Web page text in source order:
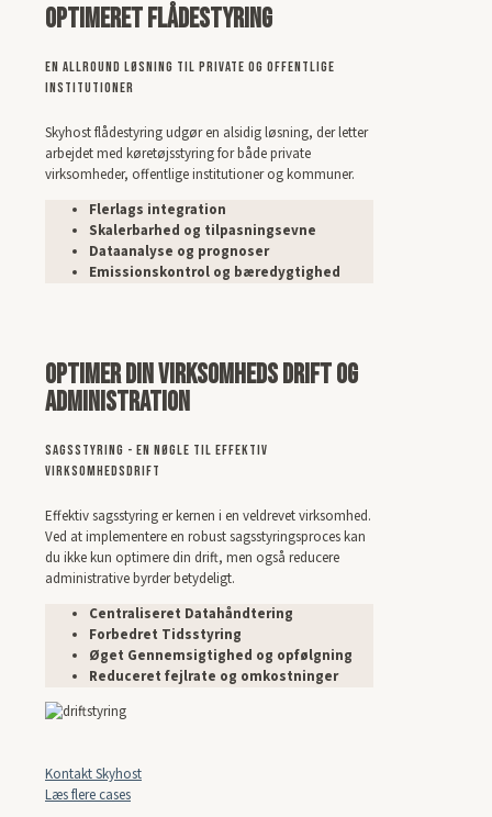
Optimeret Flådestyring
En Allround Løsning til Private og Offentlige
Institutioner
Skyhost flådestyring udgør en alsidig løsning, der letter
arbejdet med køretøjsstyring for både private
virksomheder, offentlige institutioner og kommuner.
Flerlags integration
Skalerbarhed og tilpasningsevne
Dataanalyse og prognoser
Emissionskontrol og bæredygtighed
Optimer Din Virksomheds Drift og
Administration
Sagsstyring - En Nøgle til Effektiv
Virksomhedsdrift
Effektiv sagsstyring er kernen i en veldrevet virksomhed.
Ved at implementere en robust sagsstyringsproces kan
du ikke kun optimere din drift, men også reducere
administrative byrder betydeligt.
Centraliseret Datahåndtering
Forbedret Tidsstyring
Øget Gennemsigtighed og opfølgning
Reduceret fejlrate og omkostninger
Kontakt Skyhost
Læs flere cases